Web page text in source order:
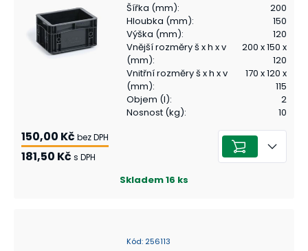
Šířka (mm):
200
Hloubka (mm):
150
Výška (mm):
120
Vnější rozměry š x h x v
(mm):
200 x 150 x
120
Vnitřní rozměry š x h x v
(mm):
170 x 120 x
115
Objem (l):
2
Nosnost (kg): 10
150,00 Kč bez DPH
181,50 Kč s DPH
Skladem16 ks
Kód: 256113